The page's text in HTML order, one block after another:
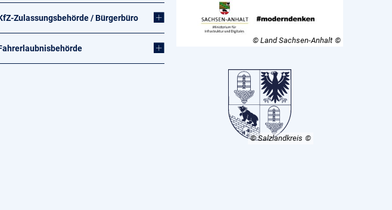
Zulassungsbehörde / Bürgerbüro
© Land Sachsen-Anhalt
© Salzlandkreis